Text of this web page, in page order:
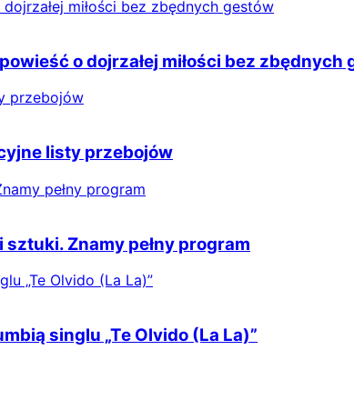
o dojrzałej miłości bez zbędnych
listy przebojów
Znamy pełny program
singlu „Te Olvido (La La)”